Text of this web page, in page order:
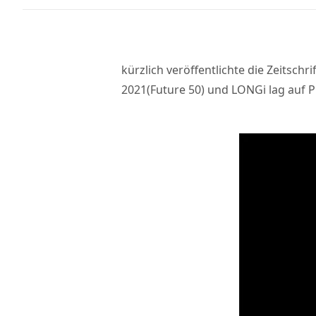
kürzlich veröffentlichte die
2021(Future 50) und LONGi lag auf